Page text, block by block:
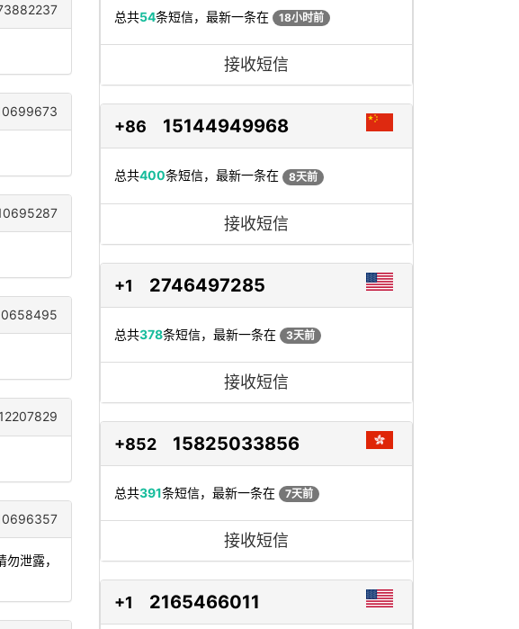
泄露，
总共54条短信，最新一条在 18小时前
接收短信
+86 15144949968
总共400条短信，最新一条在 8天前
接收短信
+1 2746497285
总共378条短信，最新一条在 3天前
接收短信
+852 15825033856
总共391条短信，最新一条在 7天前
接收短信
+1 2165466011